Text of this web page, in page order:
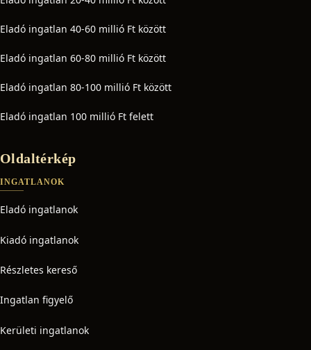
Eladó ingatlan 40-60 millió Ft között
Eladó ingatlan 60-80 millió Ft között
Eladó ingatlan 80-100 millió Ft között
Eladó ingatlan 100 millió Ft felett
Oldaltérkép
INGATLANOK
Eladó ingatlanok
Kiadó ingatlanok
Részletes kereső
Ingatlan figyelő
Kerületi ingatlanok